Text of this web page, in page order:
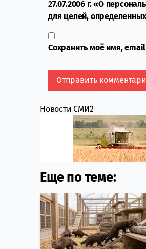
27.07.2006 г. «О
для целей,
Сохранить моё имя,
Новости СМИ2
Еще по теме: